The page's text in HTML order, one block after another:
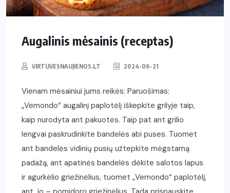
Augalinis mėsainis (receptas)
VIRTUVESNAUJIENOS.LT 2024-06-21
Vienam mėsainiui jums reikės: Paruošimas:
„Vemondo“ augalinį paplotėlį iškepkite grilyje taip,
kaip nurodyta ant pakuotės. Taip pat ant grilio
lengvai paskrudinkite bandelės abi puses. Tuomet
ant bandelės vidinių pusių užtepkite mėgstamą
padažą, ant apatinės bandelės dėkite salotos lapus
ir agurkėlio griežinėlius, tuomet „Vemondo“ paplotėlį,